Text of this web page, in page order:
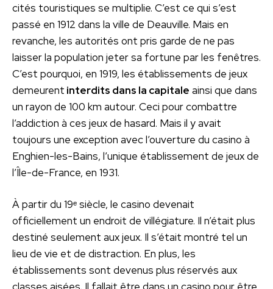
cités touristiques se multiplie. C’est ce qui s’est
passé en 1912 dans la ville de Deauville. Mais en
revanche, les autorités ont pris garde de ne pas
laisser la population jeter sa fortune par les fenêtres.
C’est pourquoi, en 1919, les établissements de jeux
demeurent interdits dans la capitale ainsi que dans
un rayon de 100 km autour. Ceci pour combattre
l’addiction à ces jeux de hasard. Mais il y avait
toujours une exception avec l’ouverture du casino à
Enghien-les-Bains, l’unique établissement de jeux de
l’Île-de-France, en 1931.
À partir du 19ᵉ siècle, le casino devenait
officiellement un endroit de villégiature. Il n’était plus
destiné seulement aux jeux. Il s’était montré tel un
lieu de vie et de distraction. En plus, les
établissements sont devenus plus réservés aux